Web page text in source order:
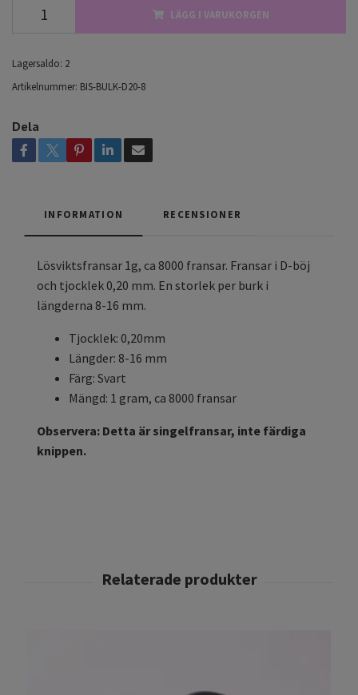
LÄGG I VARUKORGEN
Lagersaldo: 2
Artikelnummer: BIS-BULK-D20-8
Dela
INFORMATION RECENSIONER
Lösviktsfransar 1g, ca 8000 fransar. Fransar i D-böj
och tjocklek 0,20 mm. En storlek per burk i
längderna 8-16 mm.
Tjocklek: 0,20mm
Längder: 8-16 mm
Färg: Svart
Mängd: 1 gram, ca 8000 fransar
Observera: Detta är singelfransar, inte färdiga
knippen.